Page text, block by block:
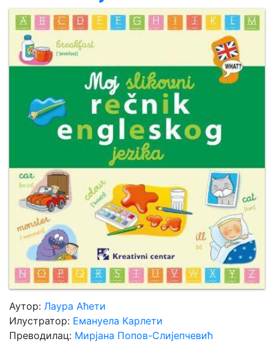
Мој
налог
Аутор: Лаура Аћети
Илустратор: Емануела Карлети
Преводилац: Мирјана Попов-Слијепчевић